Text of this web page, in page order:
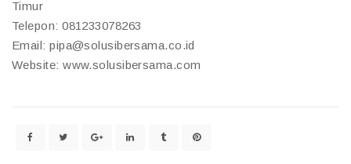
Timur
Telepon: 081233078263
Email: pipa@solusibersama.co.id
Website: www.solusibersama.com